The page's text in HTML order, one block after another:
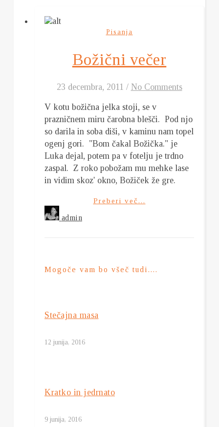
Pisanja
Božični večer
23 decembra, 2011 / No Comments
V kotu božična jelka stoji, se v
prazničnem miru čarobna blešči. Pod njo
so darila in soba diši, v kaminu nam topel
ogenj gori. "Bom čakal Božička." je
Luka dejal, potem pa v fotelju je trdno
zaspal. Z roko pobožam mu mehke lase
in vidim skoz' okno, Božiček že gre.
Preberi več...
admin
Mogoče vam bo všeč tudi....
Stečajna masa
12 junija, 2016
Kratko in jedrnato
9 junija, 2016